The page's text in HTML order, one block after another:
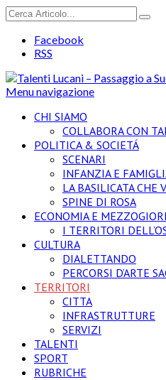
Facebook
RSS
Menu navigazione
CHI SIAMO
COLLABORA CON
POLITICA & SOCIETÁ
SCENARI
INFANZIA E
LA BASILICATA CHE
SPINE DI ROSA
ECONOMIA E
I TERRITORI
CULTURA
DIALETTANDO
PERCORSI D’ARTE
TERRITORI
CITTA
INFRASTRUTTURE
SERVIZI
TALENTI
SPORT
RUBRICHE